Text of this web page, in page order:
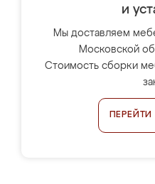
и
Мы доставляем
Московской
Стоимость сборки